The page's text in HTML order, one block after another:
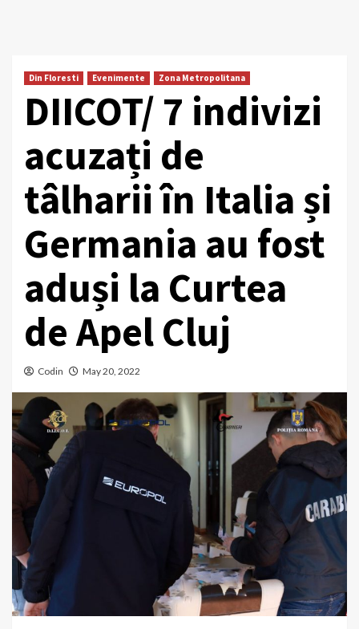
Din Floresti Evenimente Zona Metropolitana
DIICOT/ 7 indivizi
acuzați de
tâlharii în Italia și
Germania au fost
aduși la Curtea
de Apel Cluj
Codin May 20, 2022